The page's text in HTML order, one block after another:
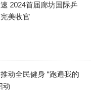
管是天边流动的云
风轻扬的衣角和发
气的亭台楼阁、姿态
2024首届廊坊国际乒
美收官
动全民健身 “跑遍我的
动